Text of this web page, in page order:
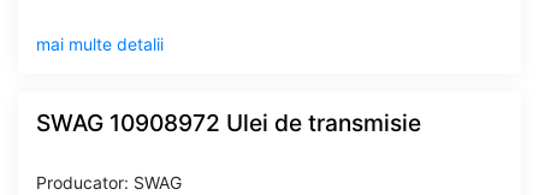
mai multe detalii
SWAG 10908972 Ulei de transmisie
Producator: SWAG